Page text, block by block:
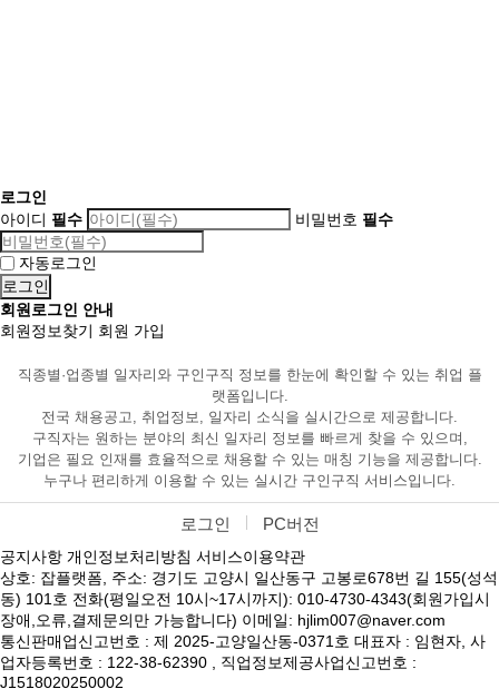
로그인
아이디 필수 비밀번호 필수
자동로그인
회원로그인 안내
회원정보찾기 회원 가입
직종별·업종별 일자리와 구인구직 정보를 한눈에 확인할 수 있는 취업 플
랫폼입니다.
전국 채용공고, 취업정보, 일자리 소식을 실시간으로 제공합니다.
구직자는 원하는 분야의 최신 일자리 정보를 빠르게 찾을 수 있으며,
기업은 필요 인재를 효율적으로 채용할 수 있는 매칭 기능을 제공합니다.
누구나 편리하게 이용할 수 있는 실시간 구인구직 서비스입니다.
로그인 PC버전
공지사항 개인정보처리방침 서비스이용약관
상호: 잡플랫폼, 주소: 경기도 고양시 일산동구 고봉로678번 길 155(성석
동) 101호 전화(평일오전 10시~17시까지): 010-4730-4343(회원가입시
장애,오류,결제문의만 가능합니다) 이메일: hjlim007@naver.com
통신판매업신고번호 : 제 2025-고양일산동-0371호 대표자 : 임현자, 사
업자등록번호 : 122-38-62390 , 직업정보제공사업신고번호 :
J1518020250002